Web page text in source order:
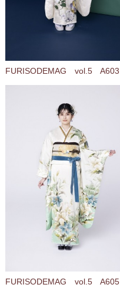
FURISODEMAG vol.5 A603
FURISODEMAG vol.5 A605